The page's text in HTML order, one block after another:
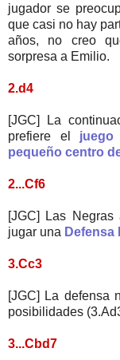
jugador se
que casi no hay
años, no creo
sorpresa a Emilio.
2.d4
[JGC] La
prefiere el juego
pequeño centro
2...Cf6
[JGC] Las Negras
jugar una Defensa
3.Cc3
[JGC] La defensa
posibilidades
3...Cbd7